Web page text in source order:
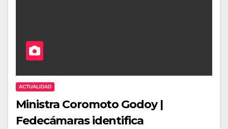
ACTUALIDAD
Ministra Coromoto Godoy |
Fedecámaras identifica